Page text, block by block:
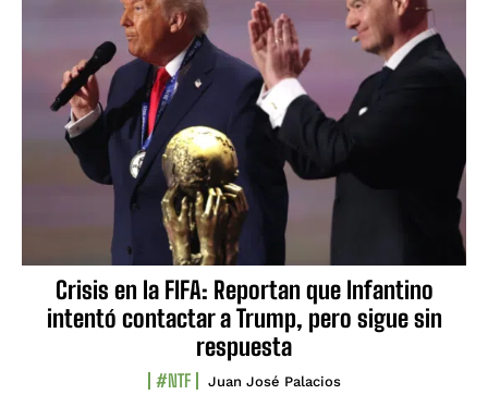
Crisis en la FIFA: Reportan que Infantino
intentó contactar a Trump, pero sigue sin
respuesta
#NTF Juan José Palacios